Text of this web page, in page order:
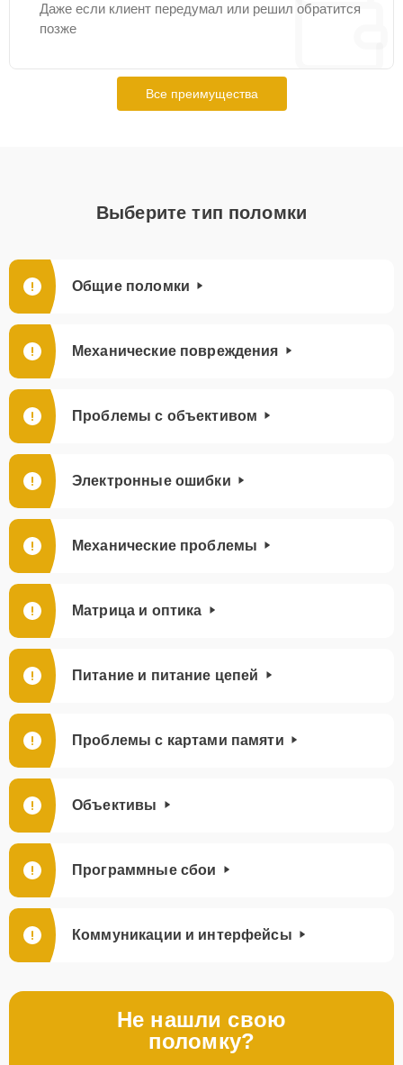
Даже если клиент передумал или решил обратится
позже
Все преимущества
Выберите тип поломки
Общие поломки
Механические повреждения
Проблемы с объективом
Электронные ошибки
Механические проблемы
Матрица и оптика
Питание и питание цепей
Проблемы с картами памяти
Объективы
Программные сбои
Коммуникации и интерфейсы
Не нашли свою
поломку?